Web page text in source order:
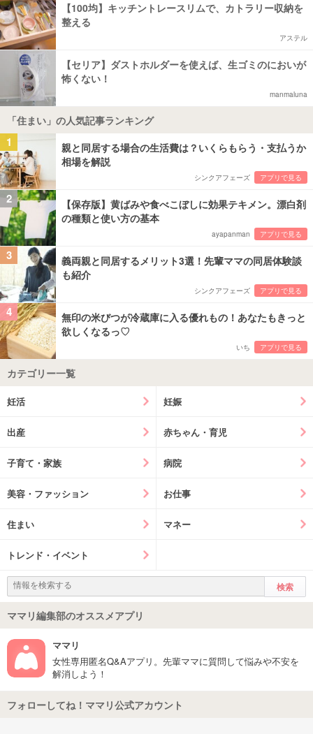
【100均】キッチントレースリムで、カトラリー収納を
整える
アステル
【セリア】ダストホルダーを使えば、生ゴミのにおいが
怖くない！
manmaluna
「住まい」の人気記事ランキング
1
親と同居する場合の生活費は？いくらもらう・支払うか
相場を解説
シンクアフェーズ アプリで見る
2
【保存版】黄ばみや食べこぼしに効果テキメン。漂白剤
の種類と使い方の基本
ayapanman アプリで見る
3
義両親と同居するメリット3選！先輩ママの同居体験談
も紹介
シンクアフェーズ アプリで見る
4
無印の米びつが冷蔵庫に入る優れもの！あなたもきっと
欲しくなるっ♡
いち アプリで見る
カテゴリー一覧
妊活 妊娠
出産 赤ちゃん・育児
子育て・家族 病院
美容・ファッション お仕事
住まい マネー
トレンド・イベント
ママリ編集部のオススメアプリ
ママリ
女性専用匿名Q&Aアプリ。先輩ママに質問して悩みや不安を
解消しよう！
フォローしてね！ママリ公式アカウント